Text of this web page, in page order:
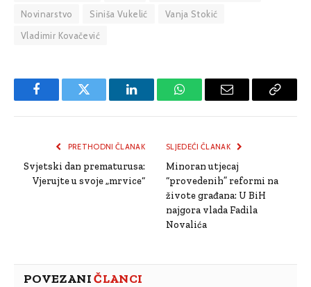
Novinarstvo
Siniša Vukelić
Vanja Stokić
Vladimir Kovačević
FacebookTwitter LinkedInWhatsAppEmail
Copy
PRETHODNI ČLANAK
Svjetski dan prematurusa:
Vjerujte u svoje „mrvice“
SLJEDEĆI ČLANAK
Minoran utjecaj
“provedenih” reformi na
živote građana: U BiH
najgora vlada Fadila
Novalića
POVEZANIČLANCI